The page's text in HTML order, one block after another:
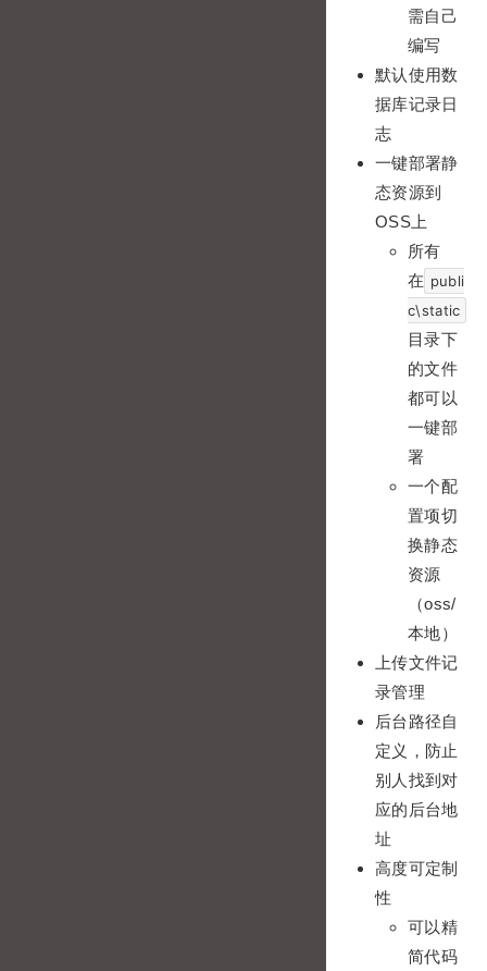
需自己
编写
默认使用数
据库记录日
志
一键部署静
态资源到
OSS上
所有
在 publi
c\static
目录下
的文件
都可以
一键部
署
一个配
置项切
换静态
资源
（oss/
本地）
上传文件记
录管理
后台路径自
定义，防止
别人找到对
应的后台地
址
高度可定制
性
可以精
简代码